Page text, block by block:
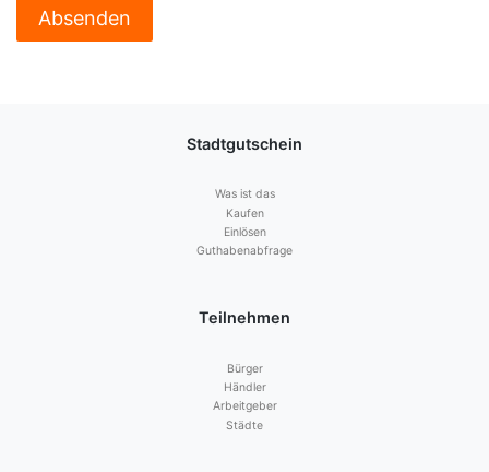
Stadtgutschein
Was ist das
Kaufen
Einlösen
Guthabenabfrage
Teilnehmen
Bürger
Händler
Arbeitgeber
Städte